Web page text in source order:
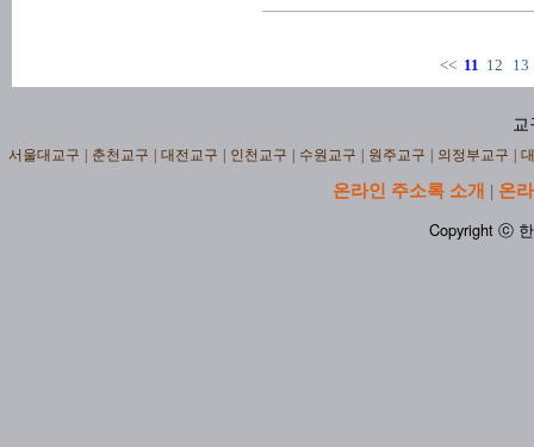
<< 11 12 13
교
서울대교구 춘천교구 대전교구 인천교구 수원교구 원주교구 의정부교구
온라인 주소록 소개 | 온
Copyright ⓒ